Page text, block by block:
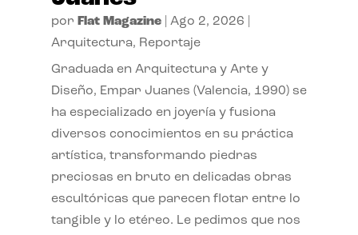
por Flat Magazine| Ago 2, 2026
Arquitectura, Reportaje
Graduada en Arquitectura y Arte y
Diseño, Empar Juanes (Valencia, 1990) se
ha especializado en joyería y fusiona
diversos conocimientos en su práctica
artística, transformando piedras
preciosas en bruto en delicadas obras
escultóricas que parecen flotar entre lo
tangible y lo etéreo. Le pedimos que nos